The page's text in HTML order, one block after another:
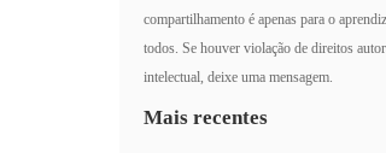
compartilhamento é apenas para o
todos. Se houver violação de direitos
intelectual, deixe uma mensagem.
Mais recentes